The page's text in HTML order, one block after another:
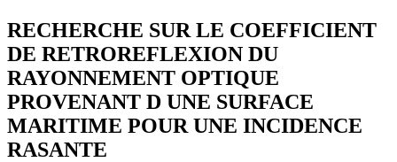
RECHERCHE SUR LE COEFFICIENT
DE RETROREFLEXION DU
RAYONNEMENT OPTIQUE
PROVENANT D UNE SURFACE
MARITIME POUR UNE INCIDENCE
RASANTE